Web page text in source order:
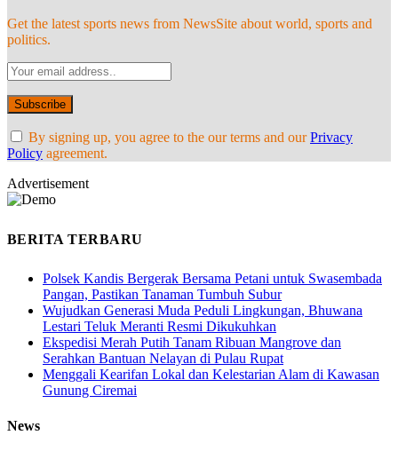
Get the latest sports news from NewsSite about world, sports and
politics.
By signing up, you agree to the our terms and ourPrivacy
Policy agreement.
Advertisement
BERITA TERBARU
Polsek Kandis Bergerak Bersama Petani untuk Swasembada
Pangan, Pastikan Tanaman Tumbuh Subur
Wujudkan Generasi Muda Peduli Lingkungan, Bhuwana
Lestari Teluk Meranti Resmi Dikukuhkan
Ekspedisi Merah Putih Tanam Ribuan Mangrove dan
Serahkan Bantuan Nelayan di Pulau Rupat
Menggali Kearifan Lokal dan Kelestarian Alam di Kawasan
Gunung Ciremai
News